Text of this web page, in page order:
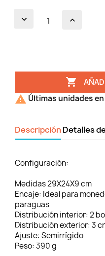

 Últimas unidades
DescripciónDetalles
Configuración:
Medidas29X24X9 cm
Encaje: Ideal para
paraguas
Distribución interior: 2
Distribución exterior: 3
Ajuste: Semirrígido
Peso: 390 g